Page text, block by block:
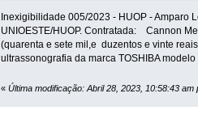
Inexigibilidade 005/2023 - HUOP - Amparo
UNIOESTE/HUOP. Contratada: Cannon
(quarenta e sete mil,e duzentos e vinte
ultrassonografia da marca TOSHIBA modelo
«Última modificação: Abril 28, 2023, 10:58:43 am